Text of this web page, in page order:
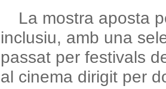
La mostra aposta
inclusiu, amb una
passat per festivals
al cinema dirigit per